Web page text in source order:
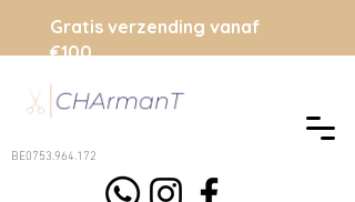
BE0753.964.172
Gratis verzending vanaf
€100